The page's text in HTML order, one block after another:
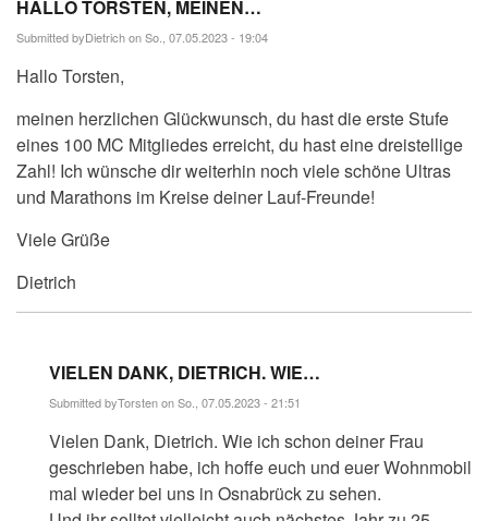
HALLO TORSTEN, MEINEN…
Submitted byDietrichon So., 07.05.2023 - 19:04
Hallo Torsten,
meinen herzlichen Glückwunsch, du hast die erste Stufe
eines 100 MC Mitgliedes erreicht, du hast eine dreistellige
Zahl! Ich wünsche dir weiterhin noch viele schöne Ultras
und Marathons im Kreise deiner Lauf-Freunde!
Viele Grüße
Dietrich
VIELEN DANK, DIETRICH. WIE…
Submitted byTorstenon So., 07.05.2023 - 21:51
auf
Torsten,
meinen…
von
Vielen Dank, Dietrich. Wie ich schon deiner Frau
geschrieben habe, ich hoffe euch und euer Wohnmobil
mal wieder bei uns in Osnabrück zu sehen.